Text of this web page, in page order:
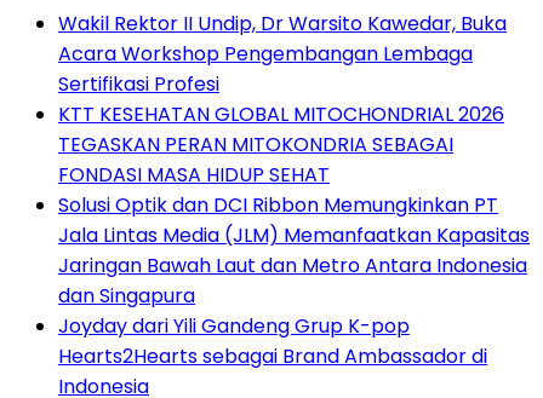
Wakil Rektor II Undip, Dr Warsito Kawedar, Buka
Acara Workshop Pengembangan Lembaga
Sertifikasi Profesi
KTT KESEHATAN GLOBAL MITOCHONDRIAL 2026
TEGASKAN PERAN MITOKONDRIA SEBAGAI
FONDASI MASA HIDUP SEHAT
Solusi Optik dan DCI Ribbon Memungkinkan PT
Jala Lintas Media (JLM) Memanfaatkan Kapasitas
Jaringan Bawah Laut dan Metro Antara Indonesia
dan Singapura
Joyday dari Yili Gandeng Grup K-pop
Hearts2Hearts sebagai Brand Ambassador di
Indonesia